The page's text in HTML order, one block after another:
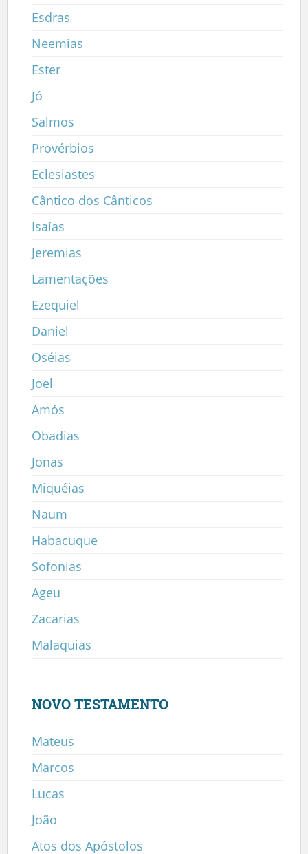
Esdras
Neemias
Ester
Jó
Salmos
Provérbios
Eclesiastes
Cântico dos Cânticos
Isaías
Jeremias
Lamentações
Ezequiel
Daniel
Oséias
Joel
Amós
Obadias
Jonas
Miquéias
Naum
Habacuque
Sofonias
Ageu
Zacarias
Malaquias
NOVO TESTAMENTO
Mateus
Marcos
Lucas
João
Atos dos Apóstolos